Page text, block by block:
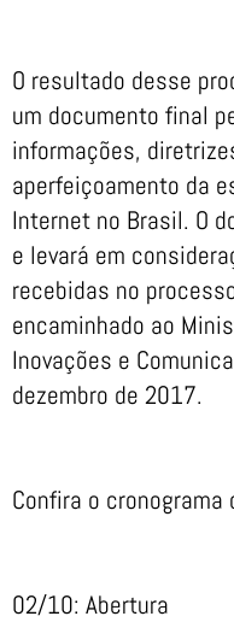
O resultado desse
um documento final
informações,
aperfeiçoamento da
Internet no Brasil. O
e levará em
recebidas no
encaminhado ao
Inovações e
dezembro de 2017.
Confira o
02/10: Abertura